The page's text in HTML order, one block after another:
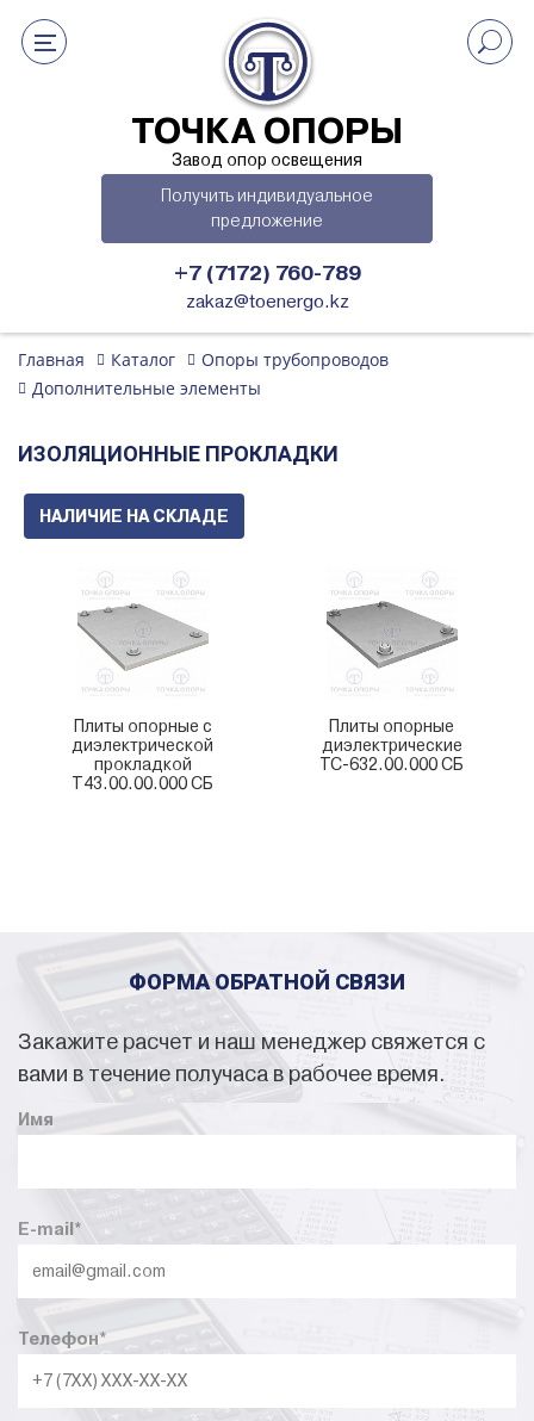
ТОЧКА ОПОРЫ
Завод опор освещения
Получить индивидуальное
предложение
+7 (7172) 760-789
zakaz@toenergo.kz
Главная Каталог
Опоры трубопроводов
Дополнительные элементы
ИЗОЛЯЦИОННЫЕ ПРОКЛАДКИ
НАЛИЧИЕ НА СКЛАДЕ
Плиты опорные с
диэлектрической
прокладкой
Т43.00.00.000 СБ
Плиты опорные
диэлектрические
ТС-632.00.000 СБ
ФОРМА ОБРАТНОЙ СВЯЗИ
Закажите расчет и наш менеджер свяжется с
вами в течение получаса в рабочее время.
Имя
E-mail *
Телефон*